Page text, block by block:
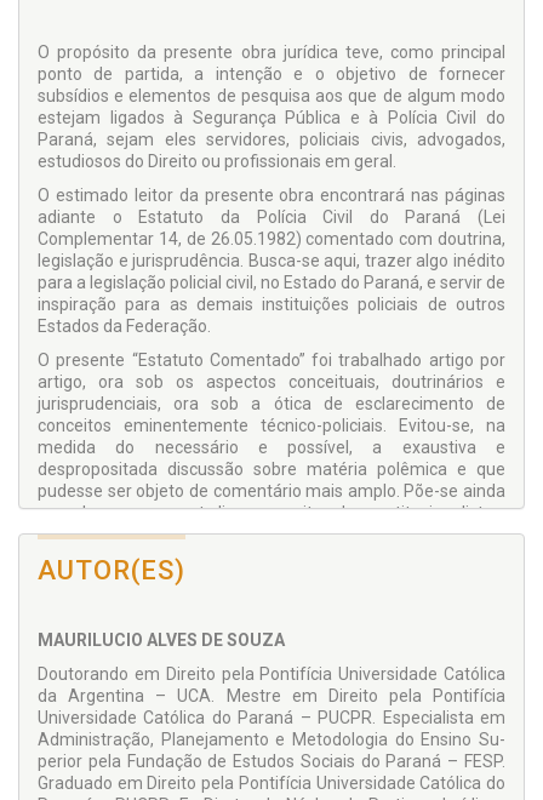
O propósito da presente obra jurídica teve, como principal
ponto de partida, a intenção e o objetivo de fornecer
subsídios e elementos de pesquisa aos que de algum modo
estejam ligados à Segurança Pública e à Polícia Civil do
Paraná, sejam eles servidores, policiais civis, advogados,
estudiosos do Direito ou profissionais em geral.
O estimado leitor da presente obra encontrará nas páginas
adiante o Estatuto da Polícia Civil do Paraná (Lei
Complementar 14, de 26.05.1982) comentado com doutrina,
legislação e jurisprudência. Busca-se aqui, trazer algo inédito
para a legislação policial civil, no Estado do Paraná, e servir de
inspiração para as demais instituições policiais de outros
Estados da Federação.
O presente “Estatuto Comentado” foi trabalhado artigo por
artigo, ora sob os aspectos conceituais, doutrinários e
jurisprudenciais, ora sob a ótica de esclarecimento de
conceitos eminentemente técnico-policiais. Evitou-se, na
medida do necessário e possível, a exaustiva e
despropositada discussão sobre matéria polêmica e que
pudesse ser objeto de comentário mais amplo. Põe-se ainda
em relevo, no presente livro, conceitos de constitucionalistas,
civilistas, administrativistas e penalistas, de modo mais fiel e
dentro das raias do razoável, sem opiniões partidárias e
apaixonadamente cegas.
Comentado”, é imensamente relevante para os que
teórica e ao mesmo tempo prática. No sentido de que a
presente obra possui informes valiosos com todo o respeito
com que a Instituição Centenária de Segurança Pública
merece.
Extremamente importante a permanente ideia de fornecer
AUTOR(ES)
MAURILUCIO ALVES DE SOUZA
Doutorando em Direito pela Pontifícia Universidade Católica
da Argentina – UCA. Mestre em Direito pela Pontifícia
Universidade Católica do Paraná – PUCPR. Especialista em
Administração, Planejamento e Metodologia do Ensino Su­
perior pela Fundação de Estudos Sociais do Paraná – FESP.
Graduado em Direito pela Pontifícia Universidade Católica do